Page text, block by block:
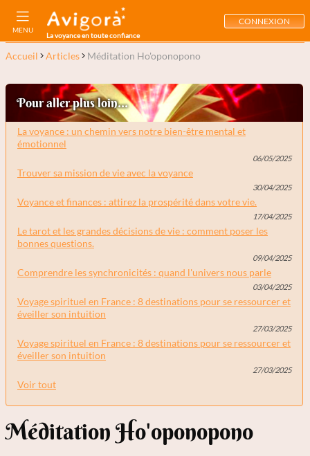
MENU
La voyance en toute confiance
CONNEXION
Accueil Articles Méditation Ho'oponopono
Pour aller plus loin...
La voyance : un chemin vers notre bien-être mental et
émotionnel
06/05/2025
Trouver sa mission de vie avec la voyance
30/04/2025
Voyance et finances : attirez la prospérité dans votre vie.
17/04/2025
Le tarot et les grandes décisions de vie : comment poser les
bonnes questions.
09/04/2025
Comprendre les synchronicités : quand l'univers nous parle
03/04/2025
Voyage spirituel en France : 8 destinations pour se ressourcer et
éveiller son intuition
27/03/2025
Voyage spirituel en France : 8 destinations pour se ressourcer et
éveiller son intuition
27/03/2025
Voir tout
Méditation Ho'oponopono